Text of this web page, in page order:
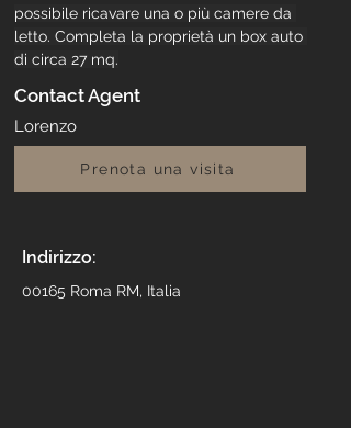
possibile ricavare una o più camere da
letto. Completa la proprietà un box auto
di circa 27 mq.
Contact Agent
Lorenzo
Prenota una visita
Indirizzo:
00165 Roma RM, Italia